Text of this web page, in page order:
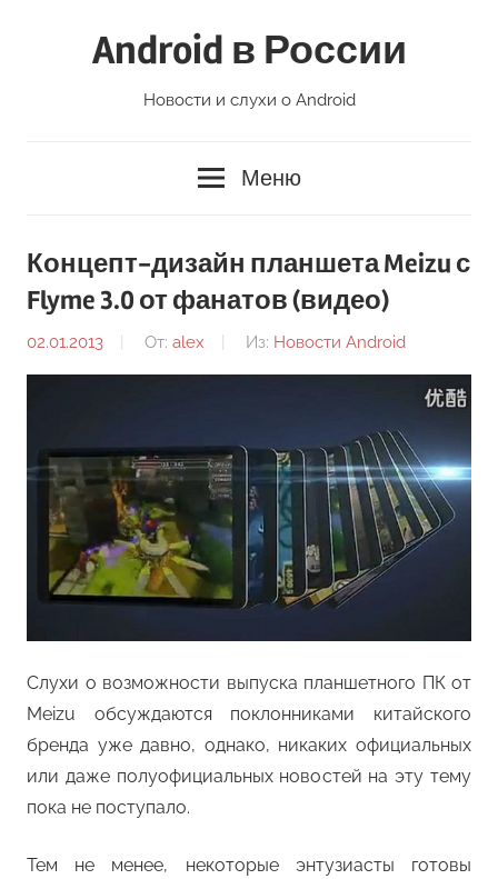
Android в России
Новости и слухи о Android
Меню
Концепт-дизайн планшета Meizu с
Flyme 3.0 от фанатов (видео)
02.01.2013 От: alex Из: Новости Android
Слухи о возможности выпуска планшетного ПК от
Meizu обсуждаются поклонниками китайского
бренда уже давно, однако, никаких официальных
или даже полуофициальных новостей на эту тему
пока не поступало.
Тем не менее, некоторые энтузиасты готовы